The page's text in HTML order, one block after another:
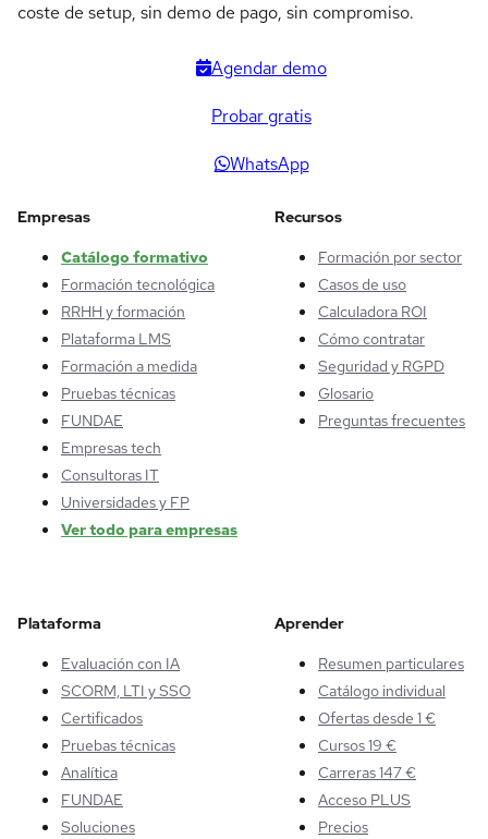
coste de setup, sin demo de pago, sin compromiso.
Agendar demo
Probar gratis
WhatsApp
Empresas
Catálogo formativo
Formación tecnológica
RRHH y formación
Plataforma LMS
Formación a medida
Pruebas técnicas
FUNDAE
Empresas tech
Consultoras IT
Universidades y FP
Ver todo para empresas
Recursos
Formación por sector
Casos de uso
Calculadora ROI
Cómo contratar
Seguridad y RGPD
Glosario
Preguntas frecuentes
Plataforma
Evaluación con IA
SCORM, LTI y SSO
Certificados
Pruebas técnicas
Analítica
FUNDAE
Soluciones
Aprender
Resumen particulares
Catálogo individual
Ofertas desde 1 €
Cursos 19 €
Carreras 147 €
Acceso PLUS
Precios